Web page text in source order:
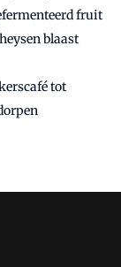
fruit
blaast
tot